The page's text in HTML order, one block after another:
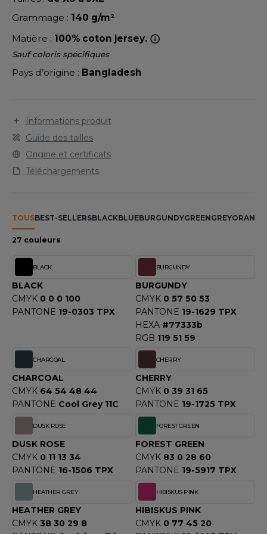
VETEMENTS
SHIRT
SHIRT
PROFESSIONNELLE
ROW
OF THE LOOM
OF THE LOOM VINTAGE
- BLANKS
COOL
T'S
SERIE
Grammage : 140 g/m²
Matière : 100% coton jersey.
Sauf coloris spécifiques
Pays d’origine : Bangladesh
Informations produit
Guide des tailles
Origine et certificats
Téléchargements
TOUSBEST-SELLERSBLACKBLUEBURGUNDYGREENGREYORANGE
27 couleurs
BLACK
BLACK
CMYK 0 0 0 100
PANTONE 19-0303 TPX
BURGUNDY
BURGUNDY
CMYK 0 57 50 53
PANTONE 19-1629 TPX
HEXA #77333b
RGB 119 51 59
CHARCOAL
CHARCOAL
CMYK 64 54 48 44
PANTONE Cool Grey 11C
CHERRY
CHERRY
CMYK 0 39 31 65
PANTONE 19-1725 TPX
DUSK ROSE
DUSK ROSE
CMYK 0 11 13 34
PANTONE 16-1506 TPX
FOREST GREEN
FOREST GREEN
CMYK 83 0 28 60
PANTONE 19-5917 TPX
HEATHER GREY
HEATHER GREY
CMYK 38 30 29 8
HIBISKUS PINK
HIBISKUS PINK
CMYK 0 77 45 20